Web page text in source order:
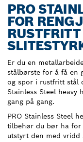
PRO
FOR
Er du en
stålbørste for å få en
og spor i rustfritt stål
Stainless Steel
gang på gang.
PRO Stainless Steel
tilbehør du bør ha for
utstyrt den med